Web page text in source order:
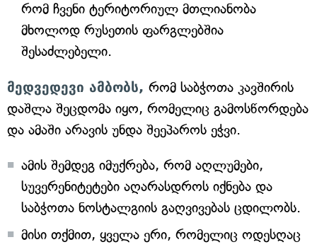
რომ ჩვენი ტერიტორიულ მთლიანობა
მხოლოდ რუსეთის ფარგლებშია
შესაძლებელი.
მედვედევი ამბობს, რომ საბჭოთა კავშირის
დაშლა შეცდომა იყო, რომელიც გამოსწორდება
და ამაში არავის უნდა შეეპაროს ეჭვი.
ამის შემდეგ იმუქრება, რომ აღლუმები,
სუვერენიტეტები აღარასდროს იქნება და
საბჭოთა ნოსტალგიის გაღვივებას ცდილობს.
მისი თქმით, ყველა ერი, რომელიც ოდესღაც